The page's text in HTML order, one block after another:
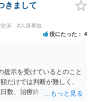
きまして
渉 #人身事故
役にたった 4
提示を受けているとのこと
だけでは判断が難しく、
数、治療終了の経緯、後